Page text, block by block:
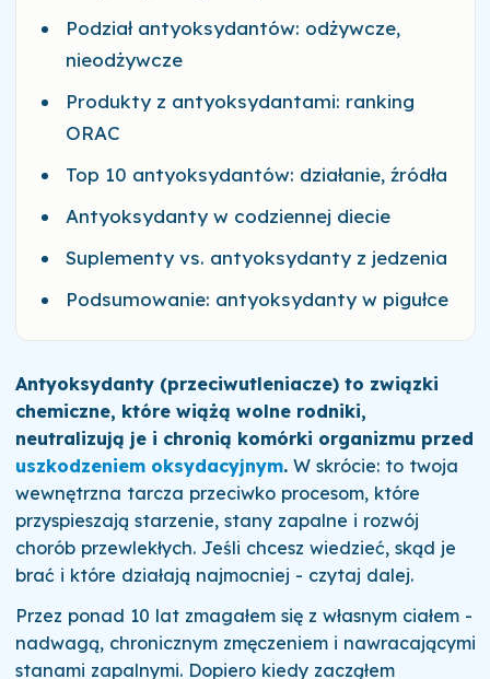
Podział antyoksydantów: odżywcze,
nieodżywcze
Produkty z antyoksydantami: ranking
ORAC
Top 10 antyoksydantów: działanie, źródła
Antyoksydanty w codziennej diecie
Suplementy vs. antyoksydanty z jedzenia
Podsumowanie: antyoksydanty w pigułce
Antyoksydanty (przeciwutleniacze) to związki
chemiczne, które wiążą wolne rodniki,
neutralizują je i chronią komórki organizmu przed
uszkodzeniem oksydacyjnym.W skrócie: to twoja
wewnętrzna tarcza przeciwko procesom, które
przyspieszają starzenie, stany zapalne i rozwój
chorób przewlekłych. Jeśli chcesz wiedzieć, skąd je
brać i które działają najmocniej - czytaj dalej.
Przez ponad 10 lat zmagałem się z własnym ciałem -
nadwagą, chronicznym zmęczeniem i nawracającymi
stanami zapalnymi. Dopiero kiedy zacząłem